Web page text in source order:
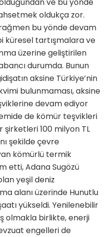
ve bu yönde
oldukça zor.
bu yönde devam
küresel tartışmalara ve
üzerine geliştirilen
durumda. Bunun
aksine Türkiye’nin
bulunmaması, aksine
devam ediyor
de kömür teşvikleri
şirketleri 100 milyon TL
şekilde çevre
kömürlü termik
etti, Adana Sugözü
yeşil deniz
alanı üzerinde Hunutlu
yükseldi. Yenilenebilir
olmakla birlikte, enerji
engelleri de